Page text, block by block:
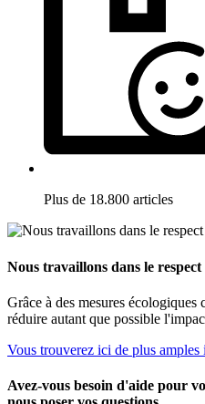
Plus de 18.800 articles
Nous travaillons dans le
Grâce à des mesures écologiques
réduire autant que possible
Vous trouverez ici de plus amples
Avez-vous besoin d'aide pour